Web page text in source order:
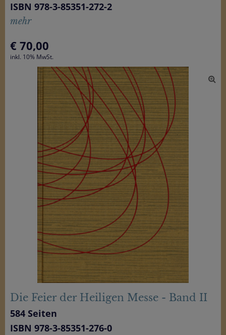
ISBN 978-3-85351-272-2
mehr
€ 70,00
inkl. 10% MwSt.
Die Feier der Heiligen Messe - Band II
584 Seiten
ISBN 978-3-85351-276-0